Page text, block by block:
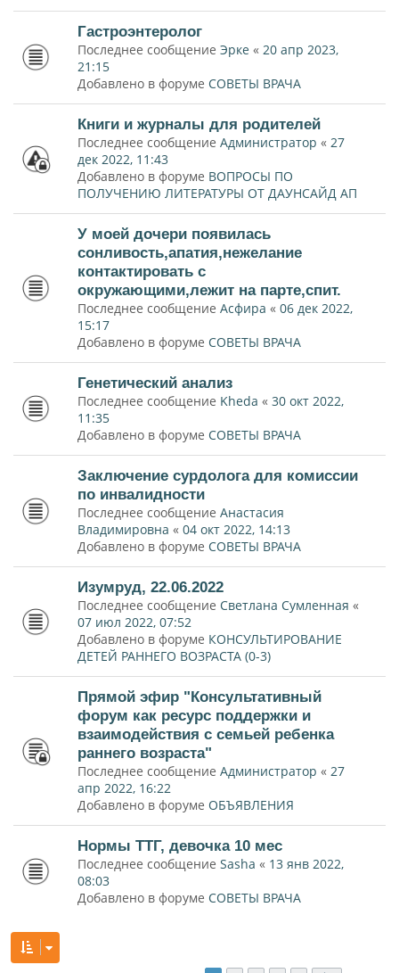
Гастроэнтеролог
Последнее сообщение Эрке « 20 апр 2023,
21:15
Добавлено в форуме СОВЕТЫ ВРАЧА
Книги и журналы для родителей
Последнее сообщение Администратор « 27
дек 2022, 11:43
Добавлено в форуме ВОПРОСЫ ПО
ПОЛУЧЕНИЮ ЛИТЕРАТУРЫ ОТ ДАУНСАЙД АП
У моей дочери появилась
сонливость,апатия,нежелание
контактировать с
окружающими,лежит на парте,спит.
Последнее сообщение Асфира « 06 дек 2022,
15:17
Добавлено в форуме СОВЕТЫ ВРАЧА
Генетический анализ
Последнее сообщение Kheda « 30 окт 2022,
11:35
Добавлено в форуме СОВЕТЫ ВРАЧА
Заключение сурдолога для комиссии
по инвалидности
Последнее сообщение Анастасия
Владимировна « 04 окт 2022, 14:13
Добавлено в форуме СОВЕТЫ ВРАЧА
Изумруд, 22.06.2022
Последнее сообщение Светлана Сумленная «
07 июл 2022, 07:52
Добавлено в форуме КОНСУЛЬТИРОВАНИЕ
ДЕТЕЙ РАННЕГО ВОЗРАСТА (0-3)
Прямой эфир "Консультативный
форум как ресурс поддержки и
взаимодействия с семьей ребенка
раннего возраста"
Последнее сообщение Администратор « 27
апр 2022, 16:22
Добавлено в форуме ОБЪЯВЛЕНИЯ
Нормы ТТГ, девочка 10 мес
Последнее сообщение Sasha « 13 янв 2022,
08:03
Добавлено в форуме СОВЕТЫ ВРАЧА